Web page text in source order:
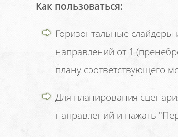
Как пользоваться:
Горизонтальные
направлений от 1
плану соответствующего
Для планирования
направлений и нажать